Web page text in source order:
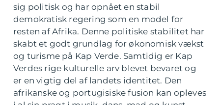
sig politisk og har opnået en stabil
demokratisk regering som en model for
resten af Afrika. Denne politiske stabilitet har
skabt et godt grundlag for økonomisk vækst
og turisme på Kap Verde. Samtidig er Kap
Verdes rige kulturelle arv blevet bevaret og
er en vigtig del af landets identitet. Den
afrikanske og portugisiske fusion kan opleves